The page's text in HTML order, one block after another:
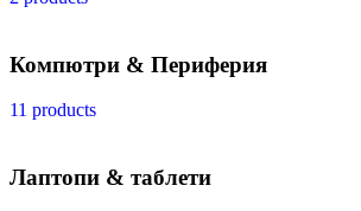
Компютри & Периферия
11 products
Лаптопи & таблети